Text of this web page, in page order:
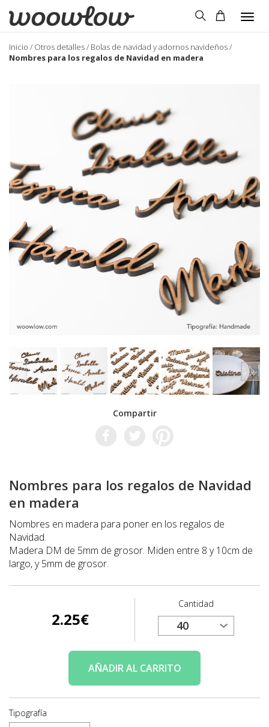
Inicio / Otros detalles/ Bolas de navidad y adornos navideños/
Nombres para los regalos de Navidad en madera
Compartir
Nombres para los regalos de Navidad
en madera
Nombres en madera para poner en los regalos de
Navidad.
Madera DM de 5mm de grosor. Miden entre 8 y 10cm de
largo, y 5mm de grosor.
2.25€
Cantidad
AÑADIRAL CARRITO
Tipografía